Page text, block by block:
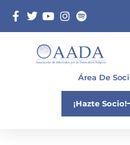
Área De
¡Hazte Socio!